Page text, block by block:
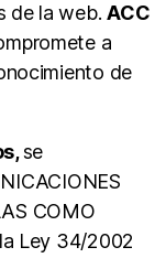
de la web.ACC
a
de
se
COMO
Ley 34/2002